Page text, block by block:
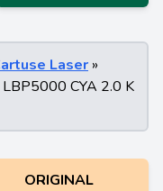
Laser »
LBP5000 CYA 2.0 K
ORIGINAL